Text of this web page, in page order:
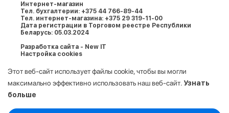
Интернет-магазин
Тел. бухгалтерии: +375 44 766-89-44
Тел. интернет-магазина: +375 29 319-11-00
Дата регистрации в Торговом реестре Республики
Беларусь: 05.03.2024
Разработка сайта - New IT
Настройка cookies
Этот веб-сайт использует файлы cookie, чтобы вы могли
максимально эффективно использовать наш веб-сайт. Узнать
больше
Выберите настройки cookie